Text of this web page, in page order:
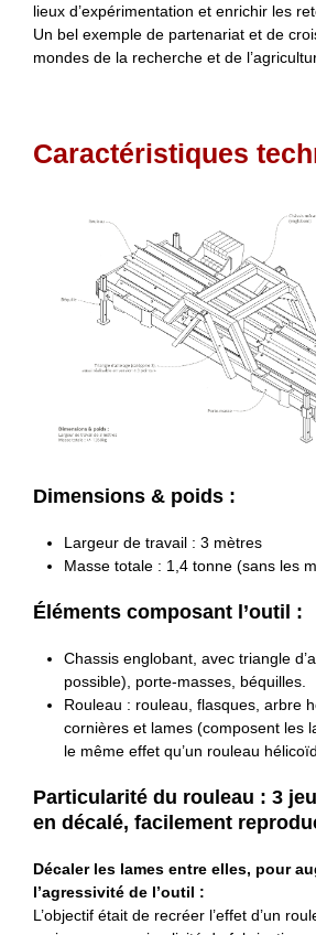
lieux d’expérimentation et enrichir les
Un bel exemple de partenariat et de
mondes de la recherche et de
Caractéristiques
Dimensions & poids :
Largeur de travail : 3 mètres
Masse totale : 1,4 tonne (sans les
Éléments composant l’outil :
Chassis englobant, avec triangle
possible), porte-masses, béquilles.
Rouleau : rouleau, flasques, arbre
cornières et lames (composent les
le même effet qu’un rouleau
Particularité du rouleau : 3
en décalé, facilement
Décaler les lames entre elles, pour
l’agressivité de l’outil :
L’objectif était de recréer l’effet d’un